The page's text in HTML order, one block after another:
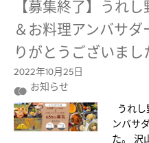
【募集終了】うれ
＆お料理アンバサダ
りがとうございまし
2022年10月25日
お知らせ
うれし
ンバサ
た。 沢